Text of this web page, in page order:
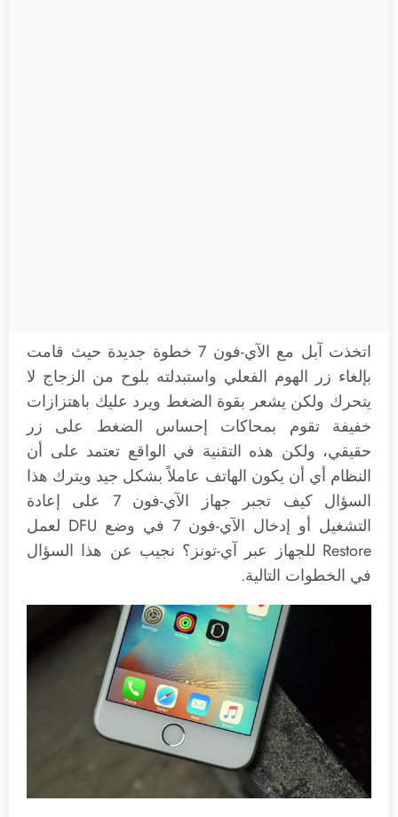
اتخذت آبل مع الآي-فون 7 خطوة جديدة حيث قامت
بإلغاء زر الهوم الفعلي واستبدلته بلوح من الزجاج لا
يتحرك ولكن يشعر بقوة الضغط ويرد عليك باهتزازات
خفيفة تقوم بمحاكات إحساس الضغط على زر
حقيقي، ولكن هذه التقنية في الواقع تعتمد على أن
النظام أي أن يكون الهاتف عاملاً بشكل جيد ويترك هذا
السؤال كيف تجبر جهاز الآي-فون 7 على إعادة
التشغيل أو إدخال الآي-فون 7 في وضع DFU لعمل
Restore للجهاز عبر آي-تونز؟ نجيب عن هذا السؤال
في الخطوات التالية.